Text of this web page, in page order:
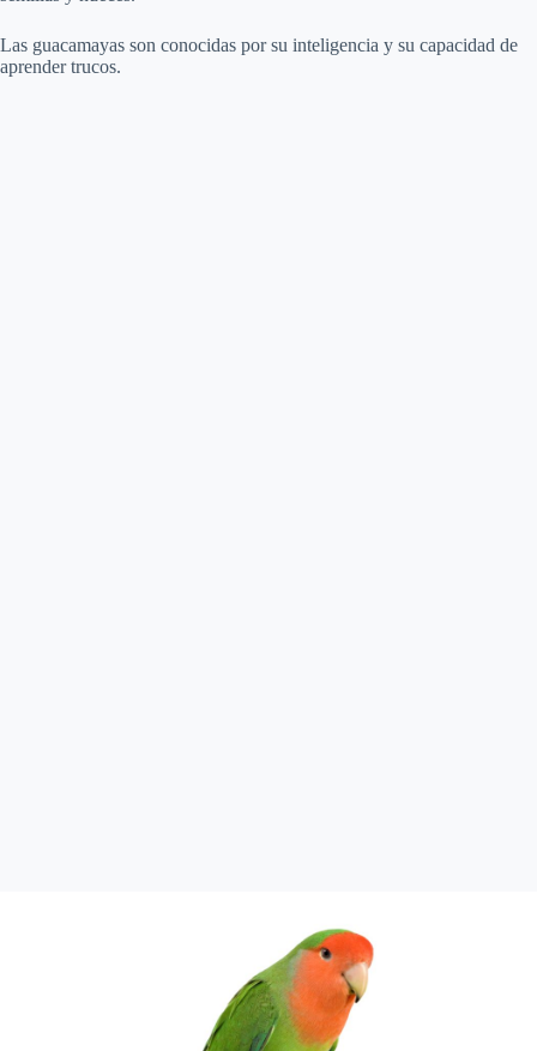
Las guacamayas son conocidas por su inteligencia y su capacidad de
aprender trucos.